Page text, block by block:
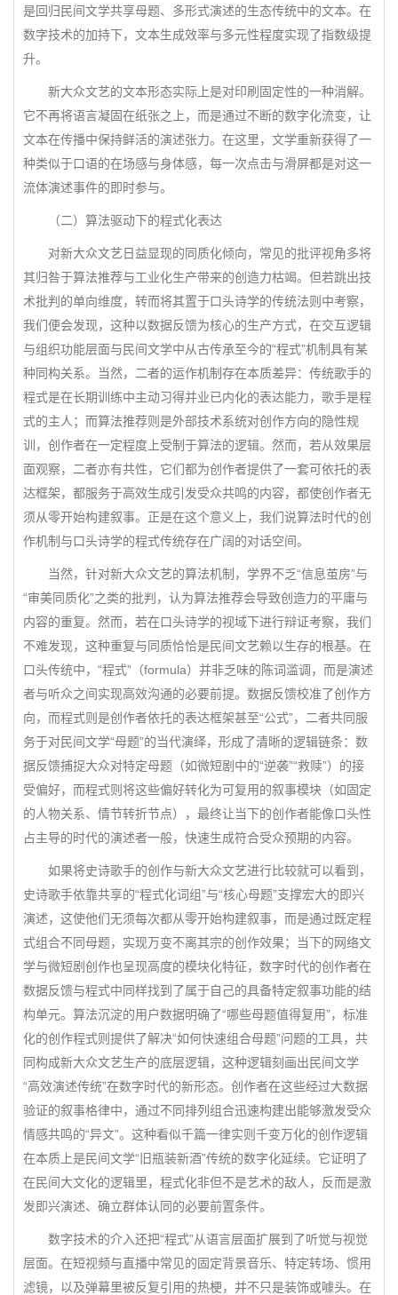
是回归民间文学共享母题、多形式演述的生态传统中的文本。在
数字技术的加持下，文本生成效率与多元性程度实现了指数级提
升。
新大众文艺的文本形态实际上是对印刷固定性的一种消解。
它不再将语言凝固在纸张之上，而是通过不断的数字化流变，让
文本在传播中保持鲜活的演述张力。在这里，文学重新获得了一
种类似于口语的在场感与身体感，每一次点击与滑屏都是对这一
流体演述事件的即时参与。
（二）算法驱动下的程式化表达
对新大众文艺日益显现的同质化倾向，常见的批评视角多将
其归咎于算法推荐与工业化生产带来的创造力枯竭。但若跳出技
术批判的单向维度，转而将其置于口头诗学的传统法则中考察，
我们便会发现，这种以数据反馈为核心的生产方式，在交互逻辑
与组织功能层面与民间文学中从古传承至今的“程式”机制具有某
种同构关系。当然，二者的运作机制存在本质差异：传统歌手的
程式是在长期训练中主动习得并业已内化的表达能力，歌手是程
式的主人；而算法推荐则是外部技术系统对创作方向的隐性规
训，创作者在一定程度上受制于算法的逻辑。然而，若从效果层
面观察，二者亦有共性，它们都为创作者提供了一套可依托的表
达框架，都服务于高效生成引发受众共鸣的内容，都使创作者无
须从零开始构建叙事。正是在这个意义上，我们说算法时代的创
作机制与口头诗学的程式传统存在广阔的对话空间。
当然，针对新大众文艺的算法机制，学界不乏“信息茧房”与
“审美同质化”之类的批判，认为算法推荐会导致创造力的平庸与
内容的重复。然而，若在口头诗学的视域下进行辩证考察，我们
不难发现，这种重复与同质恰恰是民间文艺赖以生存的根基。在
口头传统中，“程式”（formula）并非乏味的陈词滥调，而是演述
者与听众之间实现高效沟通的必要前提。数据反馈校准了创作方
向，而程式则是创作者依托的表达框架甚至“公式”，二者共同服
务于对民间文学“母题”的当代演绎，形成了清晰的逻辑链条：数
据反馈捕捉大众对特定母题（如微短剧中的“逆袭”“救赎”）的接
受偏好，而程式则将这些偏好转化为可复用的叙事模块（如固定
的人物关系、情节转折节点），最终让当下的创作者能像口头性
占主导的时代的演述者一般，快速生成符合受众预期的内容。
如果将史诗歌手的创作与新大众文艺进行比较就可以看到，
史诗歌手依靠共享的“程式化词组”与“核心母题”支撑宏大的即兴
演述，这使他们无须每次都从零开始构建叙事，而是通过既定程
式组合不同母题，实现万变不离其宗的创作效果；当下的网络文
学与微短剧创作也呈现高度的模块化特征，数字时代的创作者在
数据反馈与程式中同样找到了属于自己的具备特定叙事功能的结
构单元。算法沉淀的用户数据明确了“哪些母题值得复用”，标准
化的创作程式则提供了解决“如何快速组合母题”问题的工具，共
同构成新大众文艺生产的底层逻辑，这种逻辑刻画出民间文学
“高效演述传统”在数字时代的新形态。创作者在这些经过大数据
验证的叙事格律中，通过不同排列组合迅速构建出能够激发受众
情感共鸣的“异文”。这种看似千篇一律实则千变万化的创作逻辑
在本质上是民间文学“旧瓶装新酒”传统的数字化延续。它证明了
在民间大文化的逻辑里，程式化非但不是艺术的敌人，反而是激
发即兴演述、确立群体认同的必要前置条件。
数字技术的介入还把“程式”从语言层面扩展到了听觉与视觉
层面。在短视频与直播中常见的固定背景音乐、特定转场、惯用
滤镜，以及弹幕里被反复引用的热梗，并不只是装饰或噱头。在